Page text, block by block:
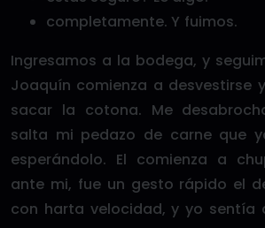
completamente. Y fuimos.
Ingresamos a la bodega, y
Joaquín comienza a desvestirse
sacar la cotona. Me
salta mi pedazo de carne que
esperándolo. El comienza a
ante mi, fue un gesto rápido el
con harta velocidad, y yo sentía